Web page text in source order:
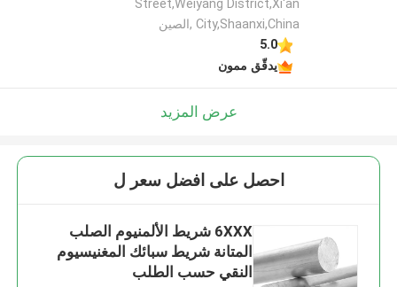
Street,Weiyang District,Xi'an
City,Shaanxi,China ,الصين
5.0
يدقّق ممون
عرض المزيد
احصل على افضل سعر ل
6XXX شريط الألمنيوم الصلب
المتانة شريط سبائك المغنيسيوم
النقي حسب الطلب